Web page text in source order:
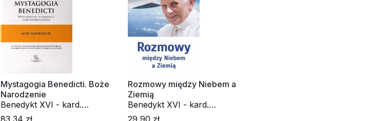
Mystagogia Benedicti. Boże
Narodzenie
Benedykt XVI - kard.
Joseph Ratzinger
83,34 zł
Rozmowy między Niebem a
Ziemią
Benedykt XVI - kard.
Joseph Ratzinger, Angela
29,90 zł